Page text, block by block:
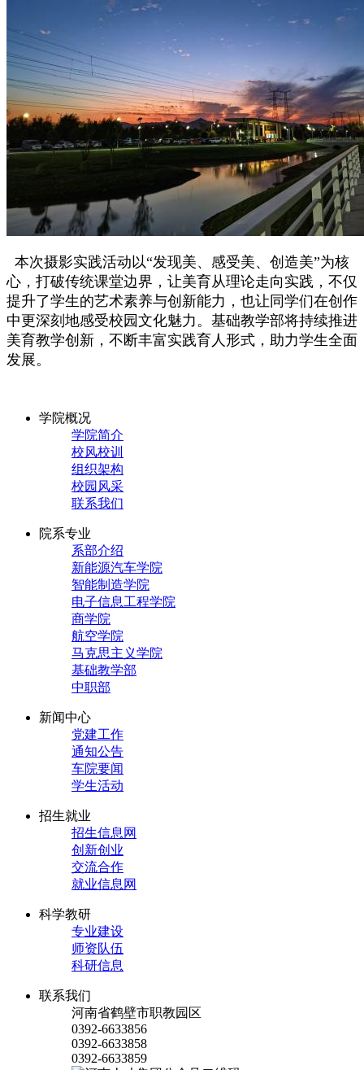
本次摄影实践活动以“发现美、感受美、创造美”为核
心，打破传统课堂边界，让美育从理论走向实践，不仅
提升了学生的艺术素养与创新能力，也让同学们在创作
中更深刻地感受校园文化魅力。基础教学部将持续推进
美育教学创新，不断丰富实践育人形式，助力学生全面
发展。
学院概况
学院简介
校风校训
组织架构
校园风采
联系我们
院系专业
系部介绍
新能源汽车学院
智能制造学院
电子信息工程学院
商学院
航空学院
马克思主义学院
基础教学部
中职部
新闻中心
党建工作
通知公告
车院要闻
学生活动
招生就业
招生信息网
创新创业
交流合作
就业信息网
科学教研
专业建设
师资队伍
科研信息
联系我们
河南省鹤壁市职教园区
0392-6633856
0392-6633858
0392-6633859